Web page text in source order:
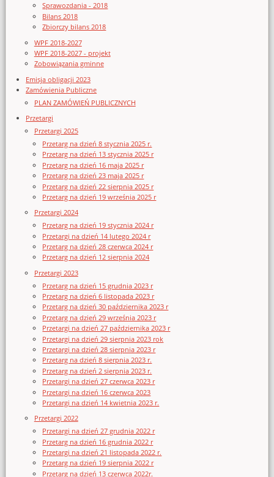
Sprawozdania - 2018
Bilans 2018
Zbiorczy bilans 2018
WPF 2018-2027
WPF 2018-2027 - projekt
Zobowiązania gminne
Emisja obligacji 2023
Zamówienia Publiczne
PLAN ZAMÓWIEŃ PUBLICZNYCH
Przetargi
Przetargi 2025
Przetarg na dzień 8 stycznia 2025 r.
Przetarg na dzień 13 stycznia 2025 r
Przetarg na dzień 16 maja 2025 r
Przetarg na dzień 23 maja 2025 r
Przetarg na dzień 22 sierpnia 2025 r
Przetarg na dzień 19 września 2025 r
Przetargi 2024
Przetarg na dzień 19 stycznia 2024 r
Przetargi na dzień 14 lutego 2024 r
Przetarg na dzień 28 czerwca 2024 r
Przetarg na dzień 12 sierpnia 2024
Przetargi 2023
Przetarg na dzień 15 grudnia 2023 r
Przetarg na dzień 6 listopada 2023 r
Przetarg na dzień 30 października 2023 r
Przetarg na dzień 29 września 2023 r
Przetargi na dzień 27 października 2023 r
Przetargi na dzień 29 sierpnia 2023 rok
Przetargi na dzień 28 sierpnia 2023 r
Przetarg na dzień 8 sierpnia 2023 r.
Przetarg na dzień 2 sierpnia 2023 r.
Przetargi na dzień 27 czerwca 2023 r
Przetargi na dzień 16 czerwca 2023
Przetargi na dzień 14 kwietnia 2023 r.
Przetargi 2022
Przetargi na dzień 27 grudnia 2022 r
Przetarg na dzień 16 grudnia 2022 r
Przetargi na dzień 21 listopada 2022 r.
Przetarg na dzień 19 sierpnia 2022 r
Przetarg na dzień 13 czerwca 2022r.